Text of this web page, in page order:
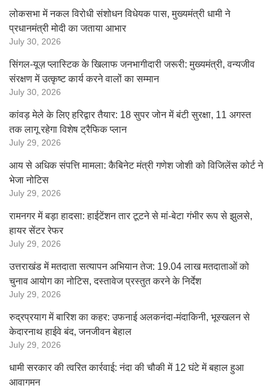
लोकसभा में नकल विरोधी संशोधन विधेयक पास, मुख्यमंत्री धामी ने
प्रधानमंत्री मोदी का जताया आभार
July 30, 2026
सिंगल-यूज़ प्लास्टिक के खिलाफ जनभागीदारी जरूरी: मुख्यमंत्री, वन्यजीव
संरक्षण में उत्कृष्ट कार्य करने वालों का सम्मान
July 30, 2026
कांवड़ मेले के लिए हरिद्वार तैयार: 18 सुपर जोन में बंटी सुरक्षा, 11 अगस्त
तक लागू रहेगा विशेष ट्रैफिक प्लान
July 29, 2026
आय से अधिक संपत्ति मामला: कैबिनेट मंत्री गणेश जोशी को विजिलेंस कोर्ट ने
भेजा नोटिस
July 29, 2026
रामनगर में बड़ा हादसा: हाईटेंशन तार टूटने से मां-बेटा गंभीर रूप से झुलसे,
हायर सेंटर रेफर
July 29, 2026
उत्तराखंड में मतदाता सत्यापन अभियान तेज: 19.04 लाख मतदाताओं को
चुनाव आयोग का नोटिस, दस्तावेज प्रस्तुत करने के निर्देश
July 29, 2026
रुद्रप्रयाग में बारिश का कहर: उफनाई अलकनंदा-मंदाकिनी, भूस्खलन से
केदारनाथ हाईवे बंद, जनजीवन बेहाल
July 29, 2026
धामी सरकार की त्वरित कार्रवाई: नंदा की चौकी में 12 घंटे में बहाल हुआ
आवागमन